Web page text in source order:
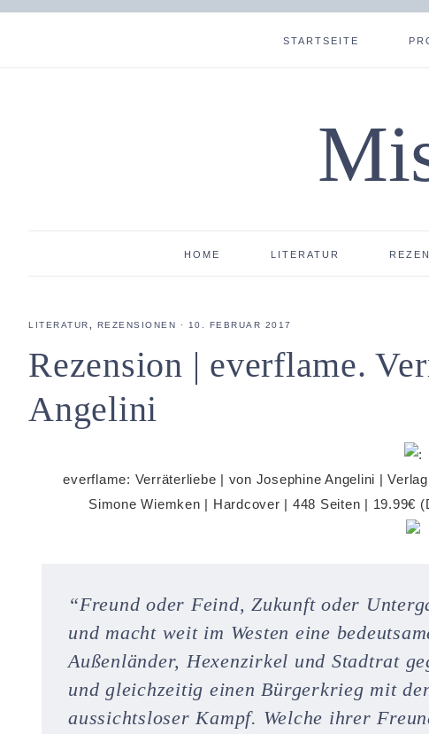
STARTSEITE
HOME LITERATUR
LITERATUR REZENSIONEN · 10. FEBRUAR 2017
Rezension | everflame.
Angelini
everflame: Verräterliebe | von Josephine Angelini |
Simone Wiemken | Hardcover | 448 Seiten | 19.99€
“Freund oder Feind, Zukunft oder
und macht weit im Westen eine
Außenländer, Hexenzirkel und Stadtrat
und gleichzeitig einen Bürgerkrieg mit
aussichtsloser Kampf. Welche ihrer